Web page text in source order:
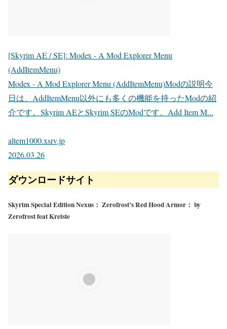
[Skyrim AE / SE]: Modex - A Mod Explorer Menu
(AddItemMenu)
Modex - A Mod Explorer Menu (AddItemMenu)Modの説明今
日は、AddItemMenu以外にも多くの機能を持ったModの紹
介です。Skyrim AEとSkyrim SEのModです。Add Item M...
altem1000.xsrv.jp
2026.03.26
ダウンロードサイト
Skyrim Special Edition Nexus： Zerofrost’s Red Hood Armor： by
Zerofrost feat Kreiste